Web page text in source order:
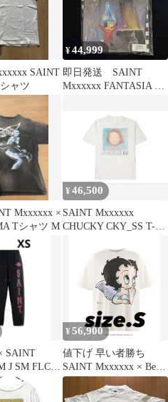
SAINT
ャツ
¥44,999
即日発送 SAINT
Mxxxxxx FANTASIA T
Mxxxxxx ×
Tシャツ M
¥46,500
SAINT Mxxxxxx
CHUCKY CKY_SS T-
SAINT
J SM FLC
¥ 56,900
値下げ 早い者勝ち
SAINT Mxxxxxx × Betty
Boop 希少S